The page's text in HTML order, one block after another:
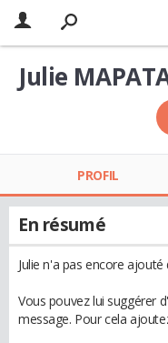
Julie
PROFIL
En résumé
Julie n'a pas encore
Vous pouvez lui suggérer
message. Pour cela